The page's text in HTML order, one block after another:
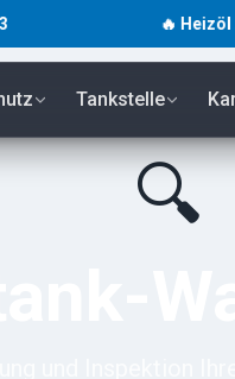
🔥 Heizöl zum
Tankstelle
🔍